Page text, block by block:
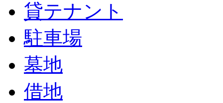
貸テナント
駐車場
墓地
借地